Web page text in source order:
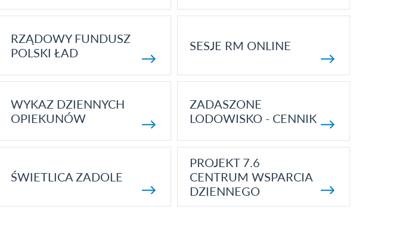
RZĄDOWY FUNDUSZ
POLSKI ŁAD
SESJE RM ONLINE
WYKAZ DZIENNYCH
OPIEKUNÓW
ZADASZONE
LODOWISKO - CENNIK
ŚWIETLICA ZADOLE
PROJEKT 7.6
CENTRUM WSPARCIA
DZIENNEGO